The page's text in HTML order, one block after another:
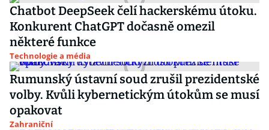
Chatbot DeepSeek čelí hackerskému útoku.
Konkurent ChatGPT dočasně omezil
některé funkce
Technologie a média
Rumunský ústavní soud zrušil prezidentské
volby. Kvůli kybernetickým útokům se musí
opakovat
Zahraniční